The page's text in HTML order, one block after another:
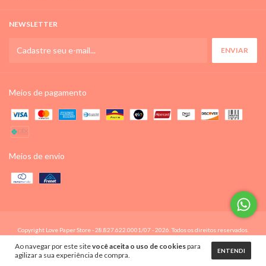
Ao navegar por este sitevocê aceita o uso de cookiespara
agilizar a sua experiência de compra.
ENTENDI
NEWSLETTER
Meios de pagamento
Meios de envio
Copyright Love Paper Store - 28.827.622.0001/07 - 2026. Todos os direitos reservados.